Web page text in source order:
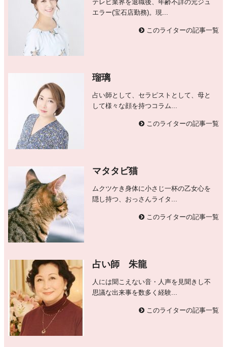
テレビ業界を退職後、年齢不詳の元ジュ
エラー(宝石店勤務)。現...
このライターの記事一覧
瑠璃
占い師として、セラピストとして、母と
して様々な顔を持つコラム...
このライターの記事一覧
マタタビ猫
ムクツケき身体に小さじ一杯の乙女心を
隠し持つ、おっさんライタ...
このライターの記事一覧
占い師 朱龍
人には聞こえない音・人声を見聞きし不
思議な出来事を数多く経験...
このライターの記事一覧